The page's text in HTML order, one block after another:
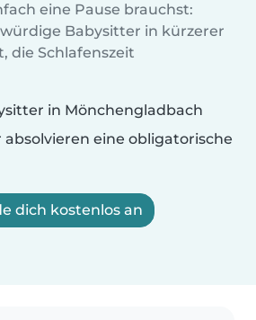
eine Pause brauchst:
Babysitter in kürzerer
die Schlafenszeit
in Mönchengladbach
eine obligatorische
dich kostenlos an